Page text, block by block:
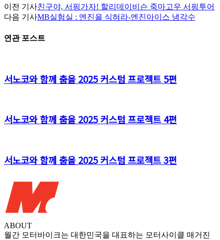
이전 기사친구야, 서핑가자! 할리데이비슨 죽마고우 서핑투어
다음 기사MB실험실 : 엔진을 식혀라-엔진아이스 냉각수
연관 포스트
서노코와 함께 춤을 2025 커스텀 프로젝트 5편
서노코와 함께 춤을 2025 커스텀 프로젝트 4편
서노코와 함께 춤을 2025 커스텀 프로젝트 3편
ABOUT
월간 모터바이크는 대한민국을 대표하는 모터사이클 매거진